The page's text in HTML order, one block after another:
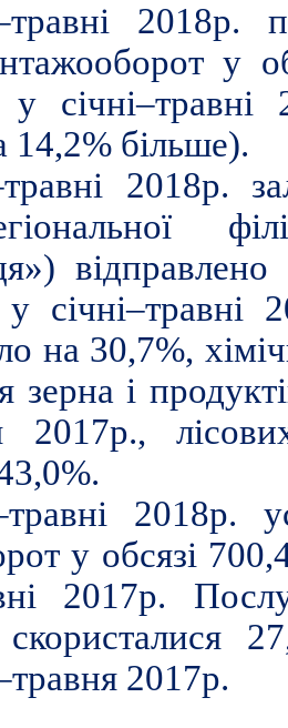
2018р.
у
у
14,2% більше).
2018р.
січні–травні
на 30,7%,
зерна і
2017р.,
2018р.
у обсязі
2017р.
скористалися
2017р.